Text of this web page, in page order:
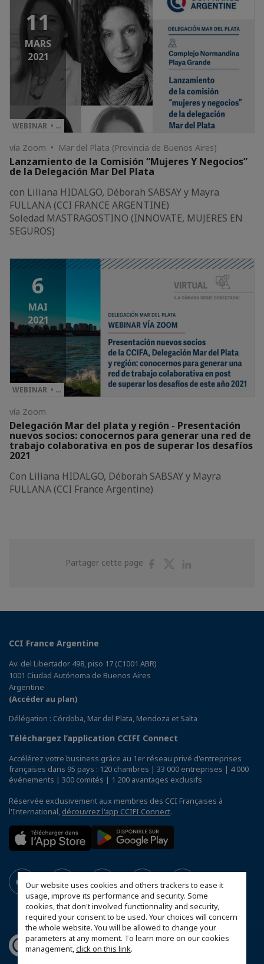
Our website uses cookies and others trackers to ease it
usage, improve its performance and security. Some
cookies, that don't involved functionnality and security,
required your consent to be used. Your choices will concern
the whole website. You will be allowed to change your
parameters at any moment. To learn more on our cookies
management,click on this link.
11
MARS
2021
WEBINAR • …
vía Zoom • Mar del Plata (Provincia de Buenos Aires)
Lanzamiento de la Comisión “Mujeres Y Negocios”
de la Delegación Mar Del Plata
con Liliana HIDALGO, Déborah SABSAY y Mayra
FULLANA (CCI FRANCE ARGENTINE)
Soledad MASTRAGOSTINO (INNOVATE, MUJERES EN
SEGUROS)
6
MAI
2021
WEBINAR • …
vía Zoom
Delegación Mar del plata y región - Presentación
nuevos socios: conocernos para generar una red de
trabajo colaborativa en pos de superar los desafíos
2021
Con Liliana HIDALGO, Déborah SABSAY y Mayra
FULLANA (CCI France Argentine)
Partager cette page
PartagerPartager
CCI France Argentine
Av. del Libertador 498, piso 17 (C1001 ABR)
1001 Ciudad Autónoma de Buenos Aires
Argentine
(Accéder au plan)
Délégation : Córdoba, Mar del Plata, Mendoza et Salta
Téléchargez l’application CCIFI Connect
Accélérez votre business grâce au 1er réseau privé d'entreprises
françaises dans 95 pays : 120 chambres | 33 000 entreprises | 4 000
événements | 300 comités | 1 200 avantages exclusifs
Réservée exclusivement aux membres des CCI Françaises à
l'International, découvrez l'app CCIFI Connect.